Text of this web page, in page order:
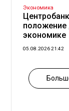
Экономика
положение
экономике
05.08.2026 21:42